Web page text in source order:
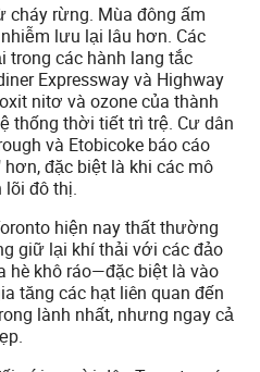
cháy rừng. Mùa đông ấm
lưu lại lâu hơn. Các
trong các hành lang tắc
Expressway và Highway
nitơ và ozone của thành
thống thời tiết trì trệ. Cư dân
và Etobicoke báo cáo
đặc biệt là khi các mô
lõi đô thị.
hiện nay thất thường
giữ lại khí thải với các đảo
hè khô ráo—đặc biệt là vào
tăng các hạt liên quan đến
lành nhất, nhưng ngay cả